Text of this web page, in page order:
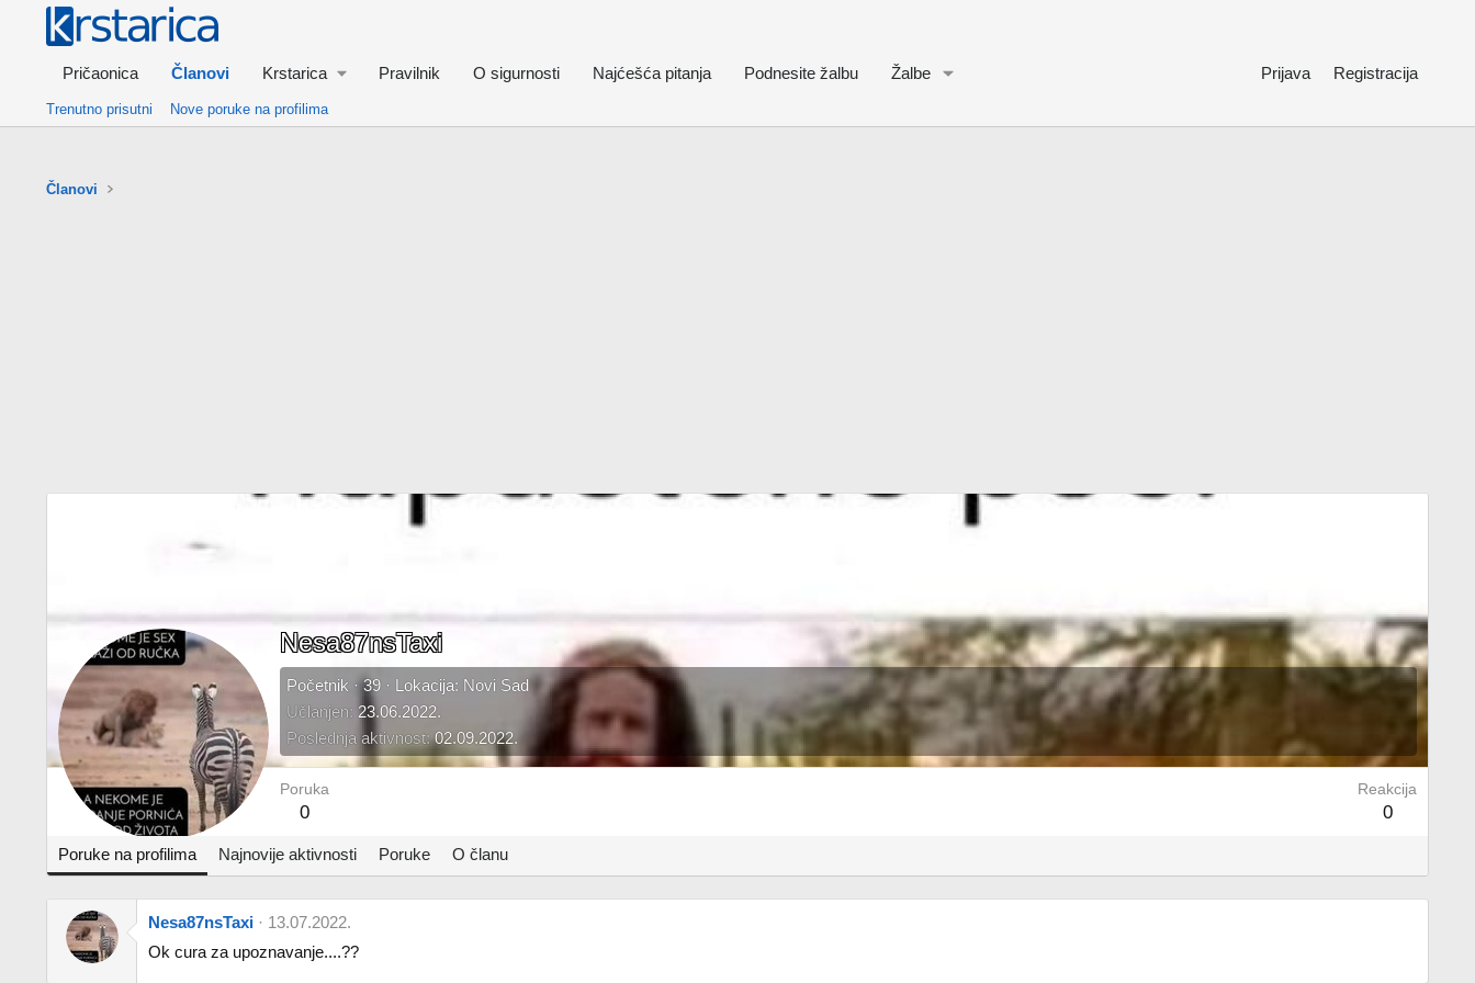
Pričaonica Članovi Krstarica Pravilnik O sigurnosti Najćešća pitanja Podnesite žalbu Žalbe Prijava Registracija
Trenutno prisutni Nove poruke na profilima
Članovi
Nesa87nsTaxi
Početnik ·39 · Lokacija: Novi Sad
Učlanjen 23.06.2022.
Poslednja aktivnost 02.09.2022.
Poruka
0
Reakcija
0
Poruke na profilima Najnovije aktivnosti Poruke O članu
Nesa87nsTaxi
13.07.2022.
Ok cura za upoznavanje....??